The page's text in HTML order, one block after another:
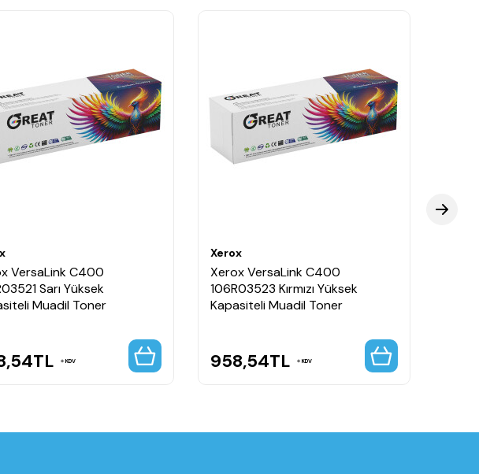
VersaLink C400
Sarı Yüksek
Muadil Toner
TL KDV
Xerox
Xerox VersaLink C400
106R03523 Kırmızı Yüksek
Kapasiteli Muadil Toner
958,54TL KDV